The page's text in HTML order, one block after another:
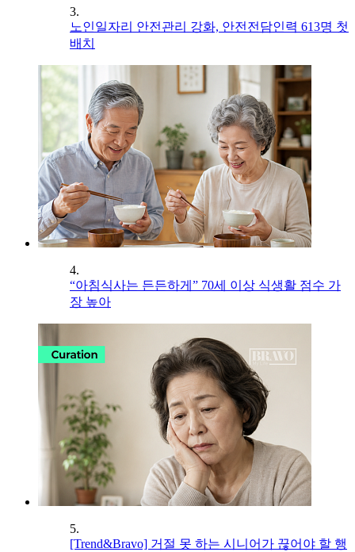
3.
노인일자리 안전관리 강화, 안전전담인력 613명 첫
배치
4.
“아침식사는 든든하게” 70세 이상 식생활 점수 가
장 높아
5.
[Trend&Bravo] 거절 못 하는 시니어가 끊어야 할 행